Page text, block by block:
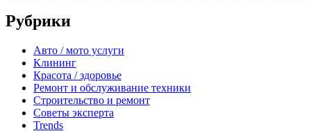
Рубрики
Авто / мото услуги
Клининг
Красота / здоровье
Ремонт и обслуживание техники
Строительство и ремонт
Советы эксперта
Trends